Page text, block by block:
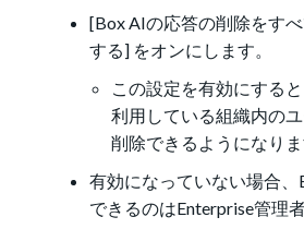
[Box AIの応答の削除をす
する] をオンにします。
この設定を有効にする
利用している組織内の
削除できるようになりま
有効になっていない場合
できるのはEnterprise管理